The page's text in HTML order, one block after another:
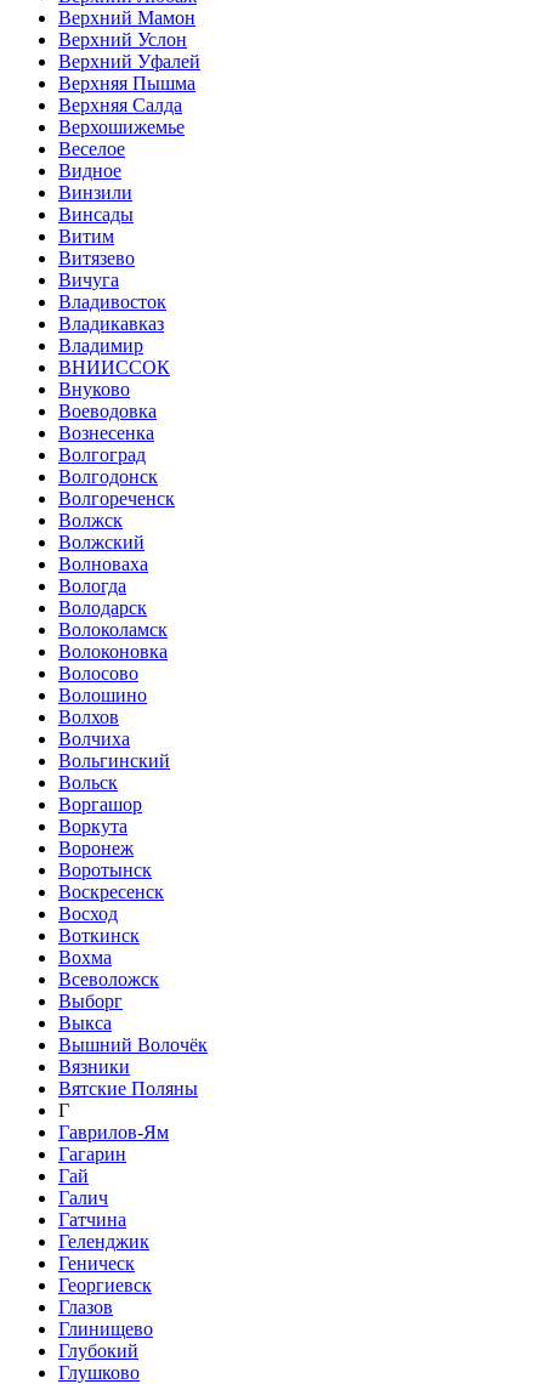
Верхний Мамон
Верхний Услон
Верхний Уфалей
Верхняя Пышма
Верхняя Салда
Верхошижемье
Веселое
Видное
Винзили
Винсады
Витим
Витязево
Вичуга
Владивосток
Владикавказ
Владимир
ВНИИССОК
Внуково
Воеводовка
Вознесенка
Волгоград
Волгодонск
Волгореченск
Волжск
Волжский
Волноваха
Вологда
Володарск
Волоколамск
Волоконовка
Волосово
Волошино
Волхов
Волчиха
Вольгинский
Вольск
Воргашор
Воркута
Воронеж
Воротынск
Воскресенск
Восход
Воткинск
Вохма
Всеволожск
Выборг
Выкса
Вышний Волочёк
Вязники
Вятские Поляны
Г
Гаврилов-Ям
Гагарин
Гай
Галич
Гатчина
Геленджик
Геническ
Георгиевск
Глазов
Глинищево
Глубокий
Глушково